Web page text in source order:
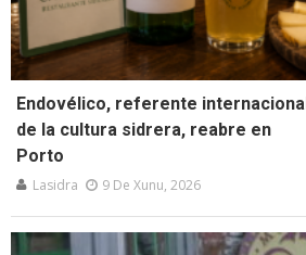
Endovélico, referente internacional
de la cultura sidrera, reabre en
Porto
Lasidra 9 De Xunu, 2026